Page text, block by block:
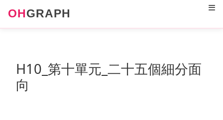
OHGRAPH
H10_第十單元_二十五個細分面
向